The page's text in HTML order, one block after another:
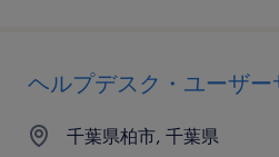
ヘルプデスク・ユーザー
千葉県柏市, 千葉県